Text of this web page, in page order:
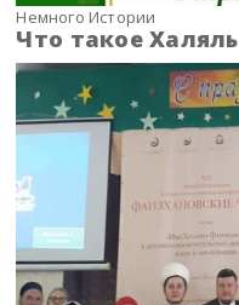
Немного Истории
Что такое Халяль